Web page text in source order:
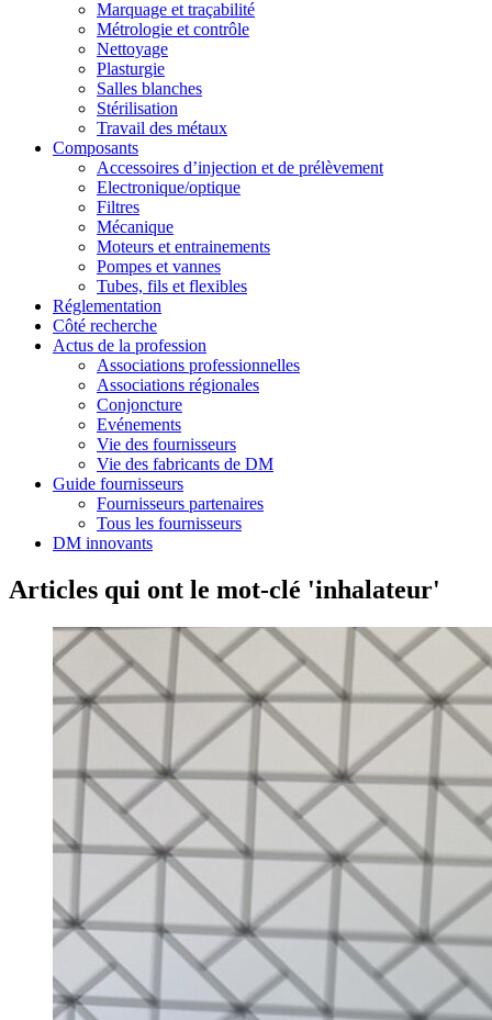
Marquage et traçabilité
Métrologie et contrôle
Nettoyage
Plasturgie
Salles blanches
Stérilisation
Travail des métaux
Composants
Accessoires d’injection et de prélèvement
Electronique/optique
Filtres
Mécanique
Moteurs et entrainements
Pompes et vannes
Tubes, fils et flexibles
Réglementation
Côté recherche
Actus de la profession
Associations professionnelles
Associations régionales
Conjoncture
Evénements
Vie des fournisseurs
Vie des fabricants de DM
Guide fournisseurs
Fournisseurs partenaires
Tous les fournisseurs
DM innovants
Articles qui ont le mot-clé 'inhalateur'